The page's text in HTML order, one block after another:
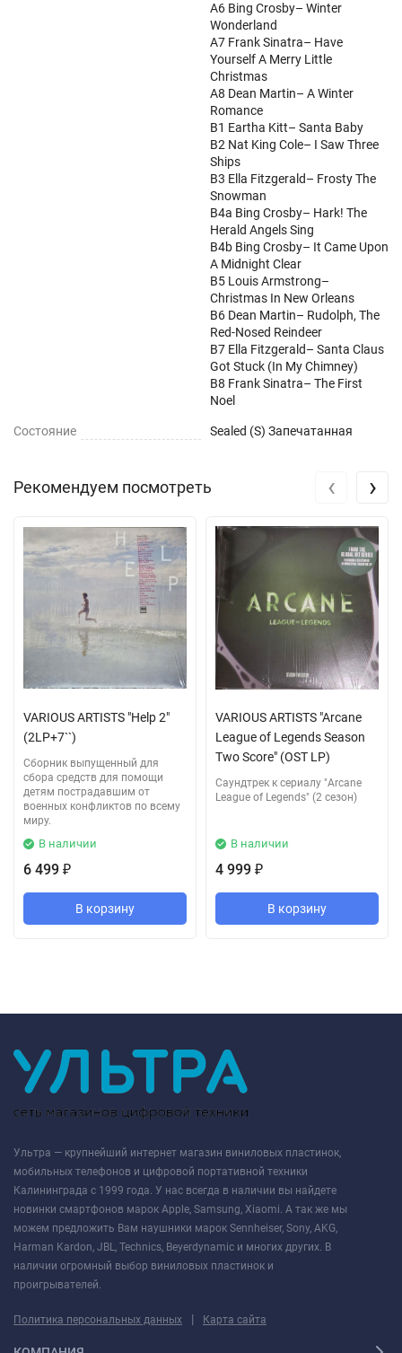
A6 Bing Crosby– Winter
Wonderland
A7 Frank Sinatra– Have
Yourself A Merry Little
Christmas
A8 Dean Martin– A Winter
Romance
B1 Eartha Kitt– Santa Baby
B2 Nat King Cole– I Saw Three
Ships
B3 Ella Fitzgerald– Frosty The
Snowman
B4a Bing Crosby– Hark! The
Herald Angels Sing
B4b Bing Crosby– It Came Upon
A Midnight Clear
B5 Louis Armstrong–
Christmas In New Orleans
B6 Dean Martin– Rudolph, The
Red-Nosed Reindeer
B7 Ella Fitzgerald– Santa Claus
Got Stuck (In My Chimney)
B8 Frank Sinatra– The First
Noel
Состояние Sealed (S) Запечатанная
Рекомендуем посмотреть
VARIOUS ARTISTS "Help 2"
(2LP+7``)
Сборник выпущенный для
сбора средств для помощи
детям пострадавшим от
военных конфликтов по всему
миру.
В наличии
6 499 ₽
В корзину
VARIOUS ARTISTS "Arcane
League of Legends Season
Two Score" (OST LP)
Саундтрек к сериалу "Arcane
League of Legends" (2 сезон)
В наличии
4 999 ₽
В корзину
‹ ›
Ультра — крупнейший интернет магазин виниловых пластинок,
мобильных телефонов и цифровой портативной техники
Калининграда с 1999 года. У нас всегда в наличии вы найдете
новинки смартфонов марок Apple, Samsung, Xiaomi. А так же мы
можем предложить Вам наушники марок Sennheiser, Sony, AKG,
Harman Kardon, JBL, Technics, Beyerdynamic и многих других. В
наличии огромный выбор виниловых пластинок и
проигрывателей.
Политика персональных данных | Карта сайта